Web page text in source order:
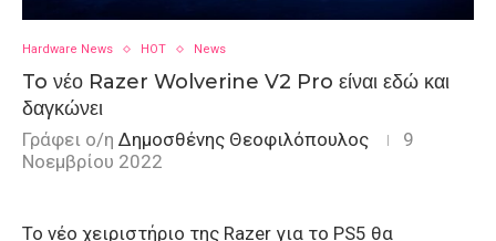
Hardware News HOT News
To νέο Razer Wolverine V2 Pro είναι εδώ και
δαγκώνει
Γράφει ο/η Δημοσθένης Θεοφιλόπουλος
9
Νοεμβρίου 2022
Το νέο χειριστήριο της Razer για το PS5 θα